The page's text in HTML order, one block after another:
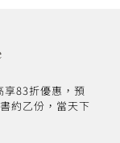
83折優惠，預
約乙份，當天下